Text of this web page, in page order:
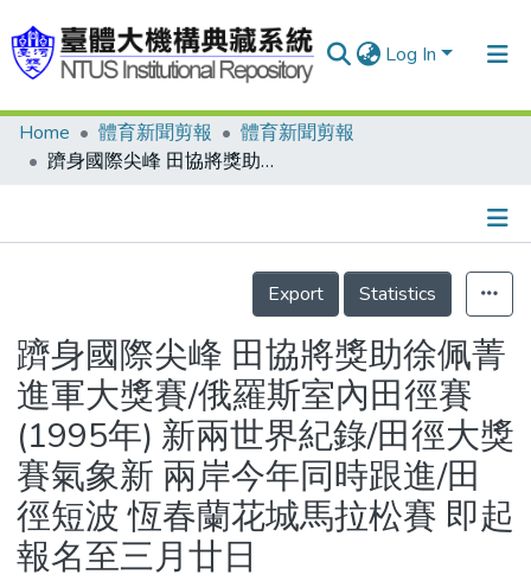
Log In
Communities & Collections
Statistics
Home 體育新聞剪報
體育新聞剪報
躋身國際尖峰 田協將獎助徐佩菁進軍大獎賽/俄羅斯室內田徑賽(1995年) 新兩世界紀錄/田徑大獎賽氣象新 兩岸今年同時跟進/田徑短波 恆春蘭花城馬拉松賽 即起報名至三月廿日
Details
Export
Statistics
躋身國際尖峰 田協將獎助徐佩菁
進軍大獎賽/俄羅斯室內田徑賽
(1995年) 新兩世界紀錄/田徑大獎
賽氣象新 兩岸今年同時跟進/田
徑短波 恆春蘭花城馬拉松賽 即起
報名至三月廿日